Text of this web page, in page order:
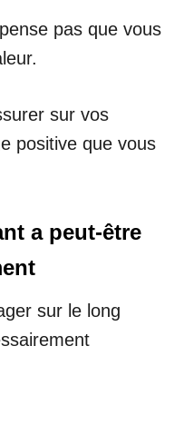
pas que vous
sur vos
positive que vous
a peut-être
sur le long